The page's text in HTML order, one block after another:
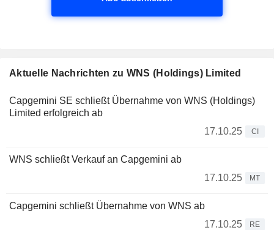
Aktuelle Nachrichten zu WNS (Holdings) Limited
Capgemini SE schließt Übernahme von WNS (Holdings)
Limited erfolgreich ab
17.10.25
CI
WNS schließt Verkauf an Capgemini ab
17.10.25
MT
Capgemini schließt Übernahme von WNS ab
17.10.25
RE